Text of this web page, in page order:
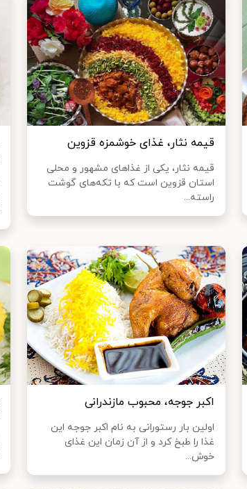
قیمه نثار، غذای خوشمزه قزوین
قیمه نثار، یکی از غذا‌های مشهور و محلی
استان قزوین است که با تکه‌های گوشت
راسته...
اکبر جوجه، محبوب مازندرانی
اولین بار رستورانی به نام اکبر جوجه این
غذا را طبخ کرد و از آن زمان این غذای
خوش...